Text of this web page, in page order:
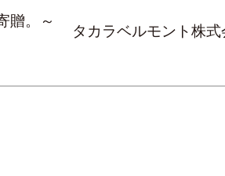
贈。～
タカラベルモント株式